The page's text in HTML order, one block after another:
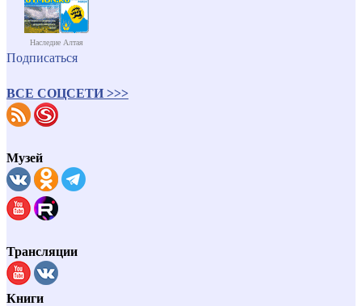
Наследие Алтая
Подписаться
ВСЕ СОЦСЕТИ >>>
Музей
Трансляции
Книги